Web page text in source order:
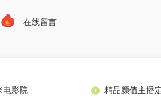
在线留言
电影院 精品颜值主播